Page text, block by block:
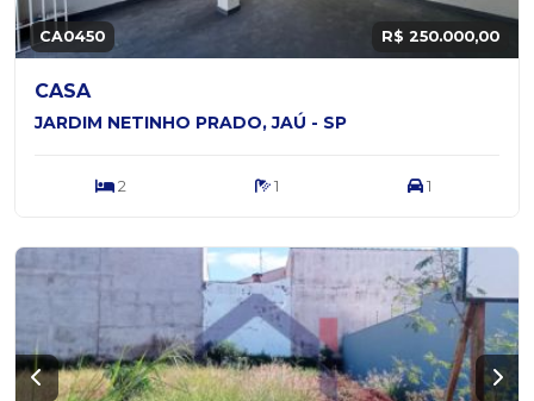
CA0450 R$ 250.000,00
CASA
JARDIM NETINHO PRADO, JAÚ - SP
2 1 1